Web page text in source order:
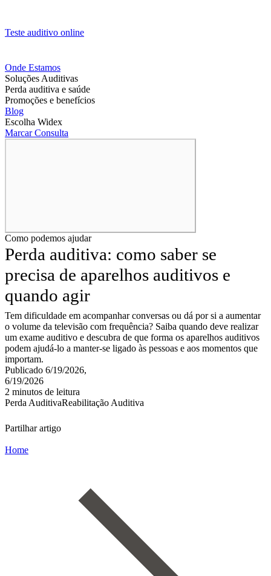
Teste auditivo online
Onde Estamos
Soluções Auditivas
Perda auditiva e saúde
Promoções e benefícios
Blog
Escolha Widex
Marcar Consulta
Como podemos ajudar
Perda auditiva: como saber se
precisa de aparelhos auditivos e
quando agir
Tem dificuldade em acompanhar conversas ou dá por si a aumentar
o volume da televisão com frequência? Saiba quando deve realizar
um exame auditivo e descubra de que forma os aparelhos auditivos
podem ajudá-lo a manter-se ligado às pessoas e aos momentos que
importam.
Publicado 6/19/2026,
6/19/2026
2 minutos de leitura
Perda AuditivaReabilitação Auditiva
Partilhar artigo
Home